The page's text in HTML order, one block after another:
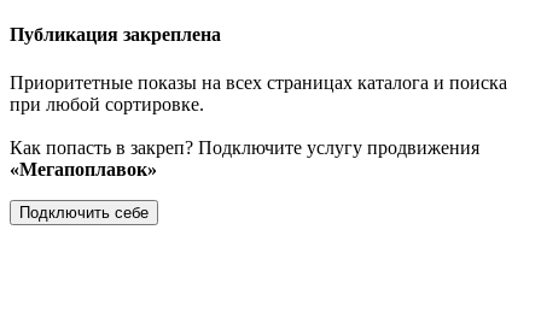
Публикация закреплена
Приоритетные показы на всех страницах каталога и поиска
при любой сортировке.
Как попасть в закреп? Подключите услугу продвижения
«Мегапоплавок»
Подключить себе